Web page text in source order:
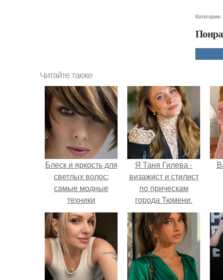
Категории:
Читайте также
Блеск и яркость для
светлых волос:
самые модные
техники
мелирования
Я Таня Гилева -
визажист и стилист
по прическам
города Тюмени.